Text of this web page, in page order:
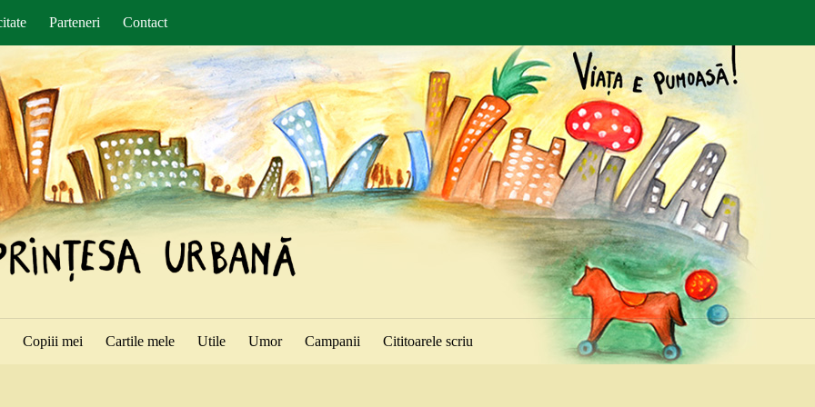
Parteneri Contact
Copiii mei Cartile mele Utile Umor Campanii Cititoarele scriu